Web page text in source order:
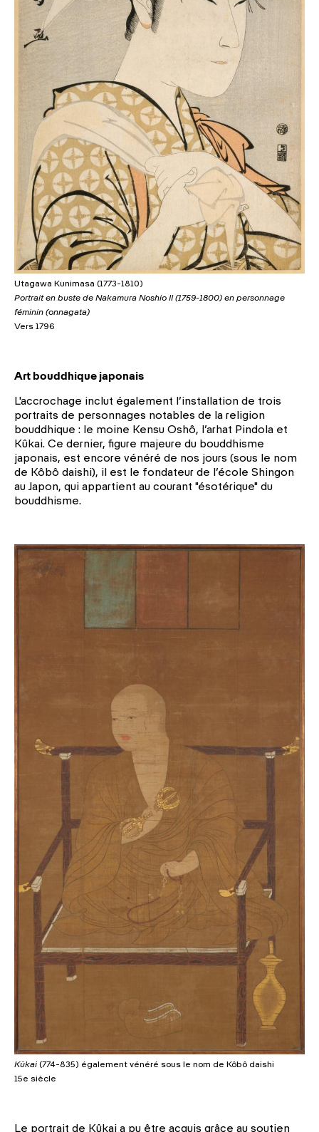
Utagawa Kunimasa (1773-1810)
Portrait en buste de Nakamura Noshio II (1759-1800) en personnage
féminin (onnagata)
Vers 1796
Art bouddhique japonais
L'accrochage inclut également l’installation de trois
portraits de personnages notables de la religion
bouddhique : le moine Kensu Oshô, l’arhat Pindola et
Kûkai. Ce dernier, figure majeure du bouddhisme
japonais, est encore vénéré de nos jours (sous le nom
de Kôbô daishi), il est le fondateur de l’école Shingon
au Japon, qui appartient au courant "ésotérique" du
bouddhisme.
Kûkai (774-835) également vénéré sous le nom de Kôbô daishi
15e siècle
Le portrait de Kûkai a pu être acquis grâce au soutien